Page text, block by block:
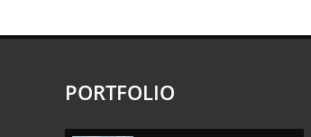
PORTFOLIO